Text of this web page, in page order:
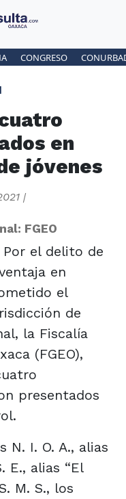
CONGRESO
en
jóvenes
|
FGEO
Por el delito de
en
el
de
la Fiscalía
(FGEO),
presentados
I. O. A., alias
E., alias “El
M. S., los